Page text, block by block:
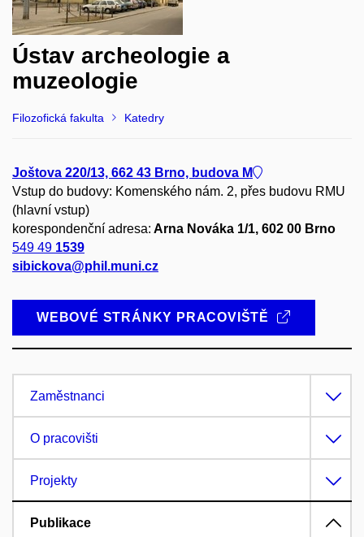
Ústav archeologie a
muzeologie
Filozofická fakulta Katedry
Joštova 220/13, 662 43 Brno, budova M
Vstup do budovy: Komenského nám. 2, přes budovu RMU
(hlavní vstup)
korespondenční adresa: Arna Nováka 1/1, 602 00 Brno
549 49 1539
sibickova@phil.muni.cz
WEBOVÉ STRÁNKY PRACOVIŠTĚ
Zaměstnanci
O pracovišti
Projekty
Publikace